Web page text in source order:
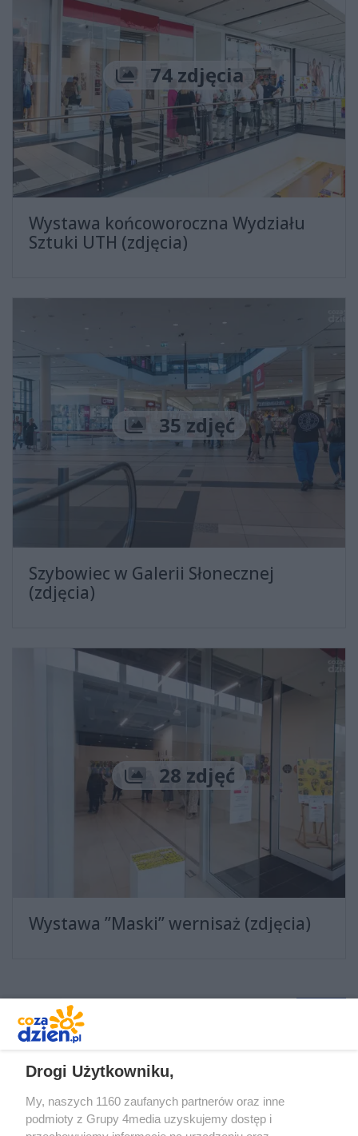
Liczba zdjęć
74 zdjęcia
Wystawa końcoworoczna Wydziału
Sztuki UTH (zdjęcia)
Liczba zdjęć
35 zdjęć
Szybowiec w Galerii Słonecznej
(zdjęcia)
Liczba zdjęć
28 zdjęć
Wystawa ”Maski” wernisaż (zdjęcia)
Drogi Użytkowniku,
My, naszych 1160 zaufanych partnerów oraz inne
podmioty z Grupy 4media uzyskujemy dostęp i